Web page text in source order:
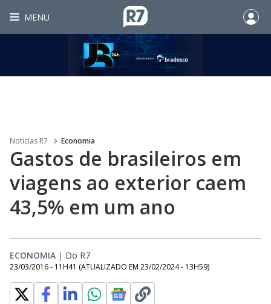
MENU
Noticias R7 Economia
Gastos de brasileiros em
viagens ao exterior caem
43,5% em um ano
ECONOMIA | Do R7
23/03/2016 - 11H41 (ATUALIZADO EM 23/02/2024 - 13H59)